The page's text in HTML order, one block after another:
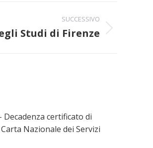
SUCCESSIVO
Studi di Firenze
Decadenza certificato di
Nazionale dei Servizi